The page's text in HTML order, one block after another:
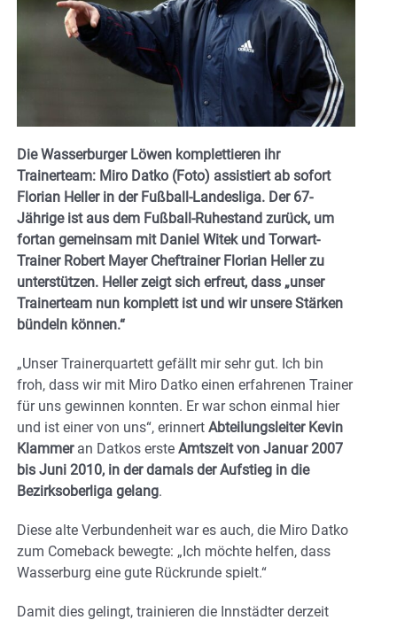
Die Wasserburger Löwen komplettieren ihr
Trainerteam: Miro Datko (Foto) assistiert ab sofort
Florian Heller in der Fußball-Landesliga. Der 67-
Jährige ist aus dem Fußball-Ruhestand zurück, um
fortan gemeinsam mit Daniel Witek und Torwart-
Trainer Robert Mayer Cheftrainer Florian Heller zu
unterstützen. Heller zeigt sich erfreut, dass „unser
Trainerteam nun komplett ist und wir unsere Stärken
bündeln können.“
„Unser Trainerquartett gefällt mir sehr gut. Ich bin
froh, dass wir mit Miro Datko einen erfahrenen Trainer
für uns gewinnen konnten. Er war schon einmal hier
und ist einer von uns“, erinnert Abteilungsleiter Kevin
Klammeran Datkos erste Amtszeit von Januar 2007
bis Juni 2010, in der damals der Aufstieg in die
Bezirksoberliga gelang.
Diese alte Verbundenheit war es auch, die Miro Datko
zum Comeback bewegte: „Ich möchte helfen, dass
Wasserburg eine gute Rückrunde spielt.“
Damit dies gelingt, trainieren die Innstädter derzeit